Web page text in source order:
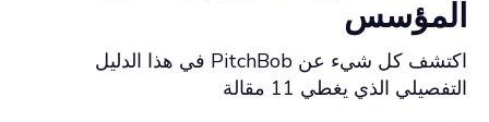
المؤسس
اكتشف كل شيء عن PitchBob في هذا الدليل
التفصيلي الذي يغطي 11 مقالة